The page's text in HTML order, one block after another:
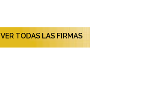
VER TODAS LAS FIRMAS